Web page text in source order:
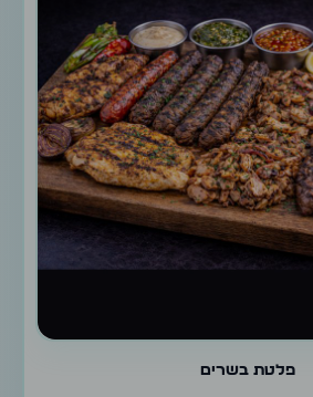
פלטת בשרים